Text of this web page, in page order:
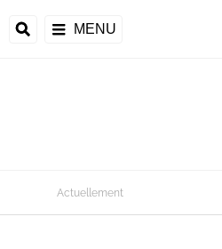
MENU
de la CAF
Actuellement